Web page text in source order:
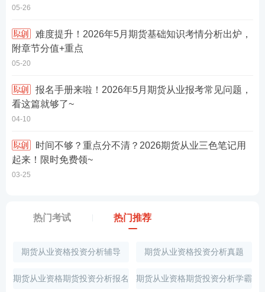
05-26
附章节分值+重点
05-20
看这篇就够了~
04-10
起来！限时免费领~
03-25
热门考试 热门推荐
期货从业资格投资分析辅导 期货从业资格投资分析真题
期货从业资格期货投资分析报名 期货从业资格期货投资分析学霸